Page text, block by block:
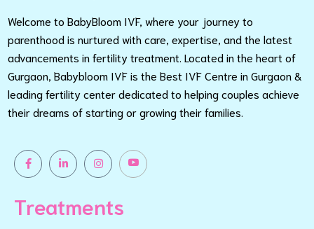
Welcome to BabyBloom IVF, where your journey to
parenthood is nurtured with care, expertise, and the latest
advancements in fertility treatment. Located in the heart of
Gurgaon, Babybloom IVF is the Best IVF Centre in Gurgaon &
leading fertility center dedicated to helping couples achieve
their dreams of starting or growing their families.
Treatments